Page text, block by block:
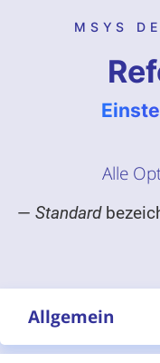
MSYS
Alle
— Standard
Allgemein